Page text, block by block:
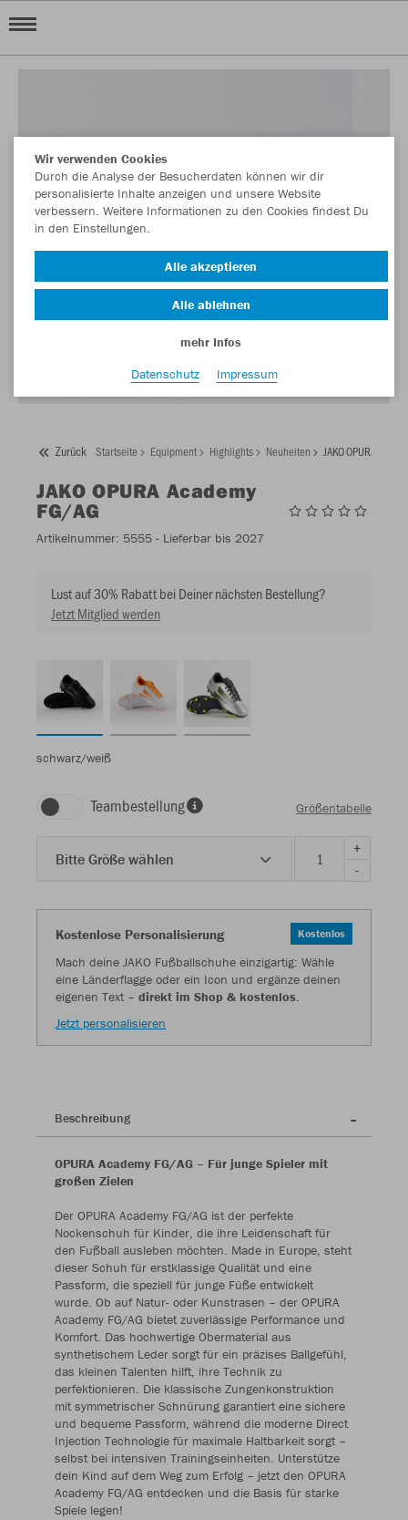
Zurück Startseite Equipment Highlights Neuheiten JAKO OPURA
JAKO OPURA Academy
FG/AG
Artikelnummer: 5555 - Lieferbar bis 2027
Lust auf 30% Rabatt bei Deiner nächsten Bestellung?
Jetzt Mitglied werden
schwarz/weiß
Teambestellung Größentabelle
Bitte Größe wählen
+
-
Kostenlose Personalisierung Kostenlos
Mach deine JAKO Fußballschuhe einzigartig: Wähle
eine Länderflagge oder ein Icon und ergänze deinen
eigenen Text – direkt im Shop & kostenlos.
Jetzt personalisieren
Beschreibung
OPURA Academy FG/AG – Für junge Spieler mit
großen Zielen
Der OPURA Academy FG/AG ist der perfekte
Nockenschuh für Kinder, die ihre Leidenschaft für
den Fußball ausleben möchten. Made in Europe, steht
dieser Schuh für erstklassige Qualität und eine
Passform, die speziell für junge Füße entwickelt
wurde. Ob auf Natur- oder Kunstrasen – der OPURA
Academy FG/AG bietet zuverlässige Performance und
Komfort. Das hochwertige Obermaterial aus
synthetischem Leder sorgt für ein präzises Ballgefühl,
das kleinen Talenten hilft, ihre Technik zu
perfektionieren. Die klassische Zungenkonstruktion
mit symmetrischer Schnürung garantiert eine sichere
und bequeme Passform, während die moderne Direct
Injection Technologie für maximale Haltbarkeit sorgt –
selbst bei intensiven Trainingseinheiten. Unterstütze
dein Kind auf dem Weg zum Erfolg – jetzt den OPURA
Academy FG/AG entdecken und die Basis für starke
Spiele legen!
Wir verwenden Cookies
Durch die Analyse der Besucherdaten können wir dir
personalisierte Inhalte anzeigen und unsere Website
verbessern. Weitere Informationen zu den Cookies findest Du
in den Einstellungen.
Alle akzeptieren
Alle ablehnen
mehr Infos
Datenschutz
Impressum